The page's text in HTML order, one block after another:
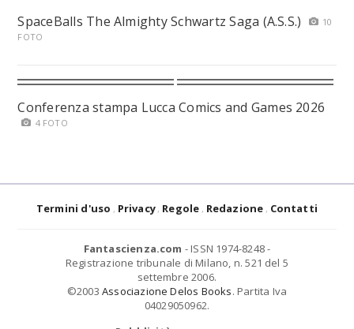
SpaceBalls The Almighty Schwartz Saga (A.S.S.)
10
FOTO
Conferenza stampa Lucca Comics and Games 2026
4 FOTO
Termini d'uso Privacy Regole Redazione Contatti
Fantascienza.com - ISSN 1974-8248 -
Registrazione tribunale di Milano, n. 521 del 5
settembre 2006.
©2003 Associazione Delos Books. Partita Iva
04029050962.